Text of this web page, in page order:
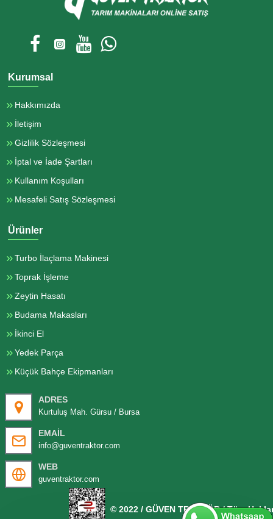
Kurumsal
Hakkımızda
İletişim
Gizlilik Sözleşmesi
İptal ve İade Şartları
Kullanım Koşulları
Mesafeli Satış Sözleşmesi
Ürünler
Turbo İlaçlama Makinesi
Toprak İşleme
Zeytin Hasatı
Budama Makasları
İkinci El
Yedek Parça
Küçük Bahçe Ekipmanları
ADRES
Kurtuluş Mah. Gürsu / Bursa
EMAIL
info@guventraktor.com
WEB
guventraktor.com
© 2022 / GÜVEN TRAKTÖR / Tüm